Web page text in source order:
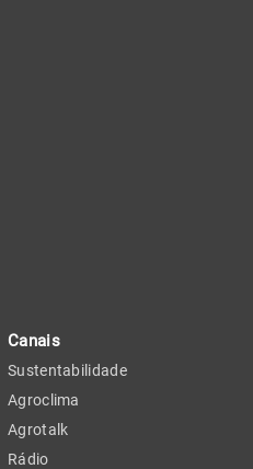
Canais
Sustentabilidade
Agroclima
Agrotalk
Rádio